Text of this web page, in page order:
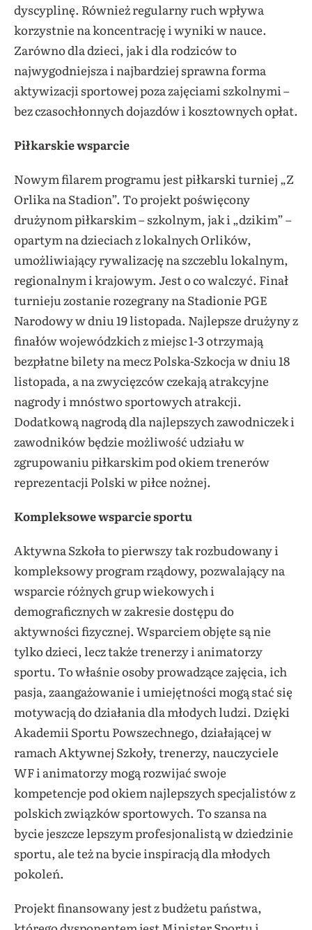
dyscyplinę. Również regularny ruch wpływa
korzystnie na koncentrację i wyniki w nauce.
Zarówno dla dzieci, jak i dla rodziców to
najwygodniejsza i najbardziej sprawna forma
aktywizacji sportowej poza zajęciami szkolnymi –
bez czasochłonnych dojazdów i kosztownych opłat.
Piłkarskie wsparcie
Nowym filarem programu jest piłkarski turniej „Z
Orlika na Stadion”. To projekt poświęcony
drużynom piłkarskim – szkolnym, jak i „dzikim” –
opartym na dzieciach z lokalnych Orlików,
umożliwiający rywalizację na szczeblu lokalnym,
regionalnym i krajowym. Jest o co walczyć. Finał
turnieju zostanie rozegrany na Stadionie PGE
Narodowy w dniu 19 listopada. Najlepsze drużyny z
finałów wojewódzkich z miejsc 1-3 otrzymają
bezpłatne bilety na mecz Polska-Szkocja w dniu 18
listopada, a na zwycięzców czekają atrakcyjne
nagrody i mnóstwo sportowych atrakcji.
Dodatkową nagrodą dla najlepszych zawodniczek i
zawodników będzie możliwość udziału w
zgrupowaniu piłkarskim pod okiem trenerów
reprezentacji Polski w piłce nożnej.
Kompleksowe wsparcie sportu
Aktywna Szkoła to pierwszy tak rozbudowany i
kompleksowy program rządowy, pozwalający na
wsparcie różnych grup wiekowych i
demograficznych w zakresie dostępu do
aktywności fizycznej. Wsparciem objęte są nie
tylko dzieci, lecz także trenerzy i animatorzy
sportu. To właśnie osoby prowadzące zajęcia, ich
pasja, zaangażowanie i umiejętności mogą stać się
motywacją do działania dla młodych ludzi. Dzięki
Akademii Sportu Powszechnego, działającej w
ramach Aktywnej Szkoły, trenerzy, nauczyciele
WF i animatorzy mogą rozwijać swoje
kompetencje pod okiem najlepszych specjalistów z
polskich związków sportowych. To szansa na
bycie jeszcze lepszym profesjonalistą w dziedzinie
sportu, ale też na bycie inspiracją dla młodych
pokoleń.
Projekt finansowany jest z budżetu państwa,